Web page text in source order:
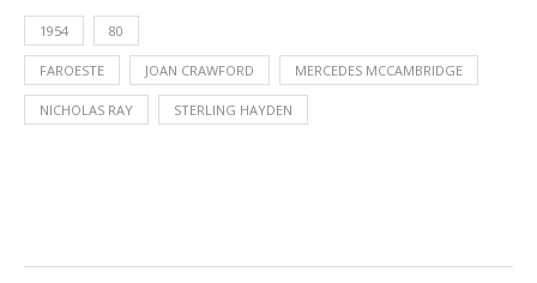
1954 80
FAROESTE JOAN CRAWFORD MERCEDES MCCAMBRIDGE
NICHOLAS RAY STERLING HAYDEN